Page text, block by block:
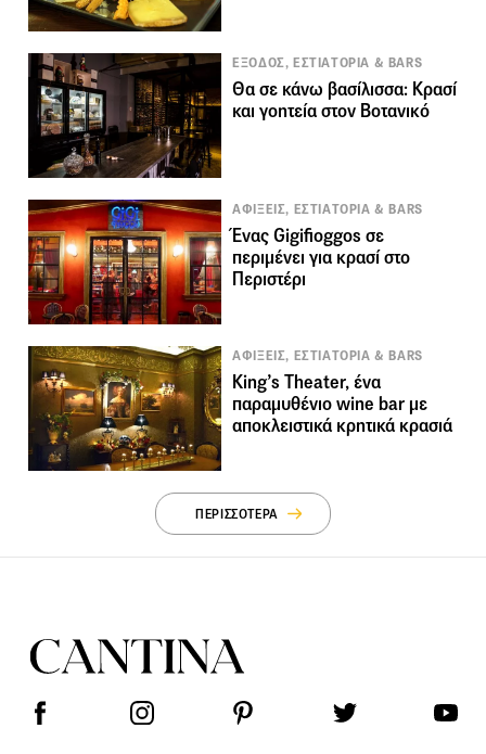
ΕΞΟΔΟΣ, ΕΣΤΙΑΤΟΡΙΑ & BARS
Θα σε κάνω βασίλισσα: Κρασί
και γοητεία στον Βοτανικό
ΑΦΙΞΕΙΣ, ΕΣΤΙΑΤΟΡΙΑ & BARS
Ένας Gigifioggos σε
περιμένει για κρασί στο
Περιστέρι
ΑΦΙΞΕΙΣ, ΕΣΤΙΑΤΟΡΙΑ & BARS
King’s Theater, ένα
παραμυθένιο wine bar με
αποκλειστικά κρητικά κρασιά
ΠΕΡΙΣΣΟΤΕΡΑ